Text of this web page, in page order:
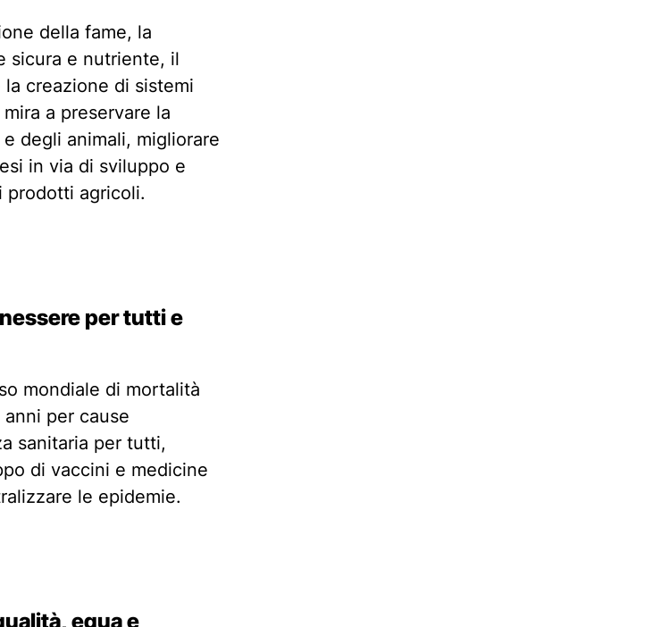
della fame, la
sicura e nutriente, il
creazione di sistemi
a preservare la
degli animali, migliorare
in via di sviluppo e
prodotti agricoli.
per tutti e
mondiale di mortalità
per cause
sanitaria per tutti,
di vaccini e medicine
le epidemie.
equa e